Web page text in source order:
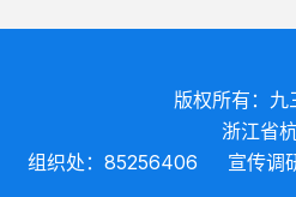
版权所有：九
浙江省
组织处：85256406 宣传调